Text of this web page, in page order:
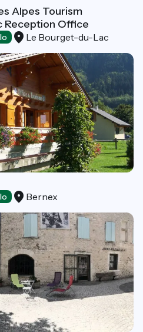
Alpes Tourism
Reception Office
Le Bourget-du-Lac
Bernex